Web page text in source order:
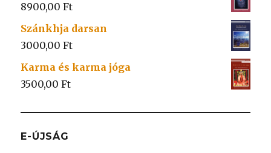
8900,00Ft
Szánkhja darsan
3000,00Ft
Karma és karma jóga
3500,00Ft
E-ÚJSÁG